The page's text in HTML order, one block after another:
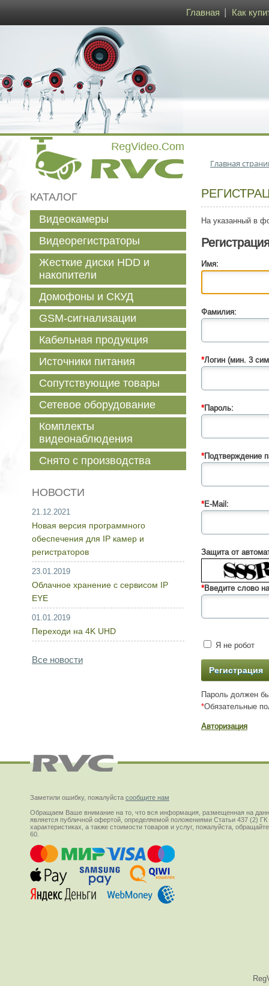
Главная Как
Главная
На указанный в
Имя:
Фамилия:
*Логин (мин. 3
*Пароль:
*Подтверждение
*E-Mail:
Защита от
*Введите слово
Я не робот
Пароль должен
*Обязательные
Авторизация
КАТАЛОГ
Видеокамеры
Видеорегистраторы
Жесткие диски HDD и
накопители
Домофоны и СКУД
GSM-сигнализации
Кабельная продукция
Источники питания
Сопутствующие товары
Сетевое оборудование
Комплекты
видеонаблюдения
Снято с производства
НОВОСТИ
21.12.2021
Новая версия программного
обеспечения для IP камер и
регистраторов
23.01.2019
Облачное хранение с сервисом IP
EYE
01.01.2019
Переходи на 4K UHD
Все новости
Заметили ошибку, пожалуйста сообщите нам
Обращаем Ваше внимание на то, что вся информация, размещенная на
является публичной офертой, определяемой положениями Статьи 437 (2)
характеристиках, а также стоимости товаров и услуг, пожалуйста,
60.